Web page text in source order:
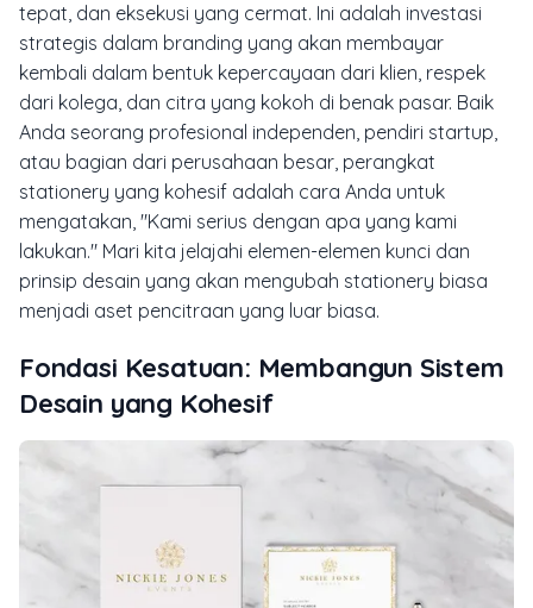
tepat, dan eksekusi yang cermat. Ini adalah investasi
strategis dalam branding yang akan membayar
kembali dalam bentuk kepercayaan dari klien, respek
dari kolega, dan citra yang kokoh di benak pasar. Baik
Anda seorang profesional independen, pendiri startup,
atau bagian dari perusahaan besar, perangkat
stationery yang kohesif adalah cara Anda untuk
mengatakan, "Kami serius dengan apa yang kami
lakukan." Mari kita jelajahi elemen-elemen kunci dan
prinsip desain yang akan mengubah stationery biasa
menjadi aset pencitraan yang luar biasa.
Fondasi Kesatuan: Membangun Sistem
Desain yang Kohesif